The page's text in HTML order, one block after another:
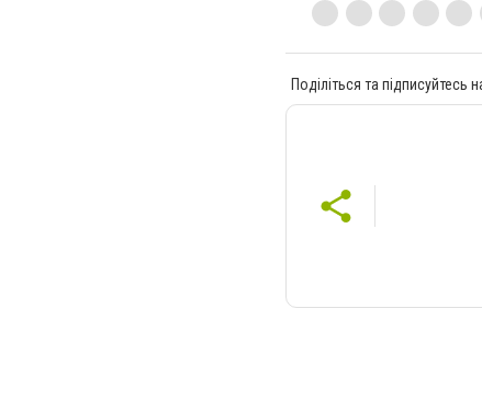
Поділіться та підписуйтесь